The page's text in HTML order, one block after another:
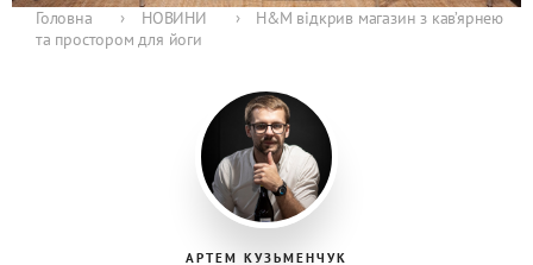
Головна › НОВИНИ ›
H&M відкрив магазин з кав’ярнею
та простором для йоги
АРТЕМ КУЗЬМЕНЧУК